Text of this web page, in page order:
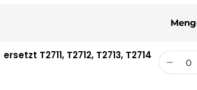
T2711, T2712, T2713, T2714 Menge